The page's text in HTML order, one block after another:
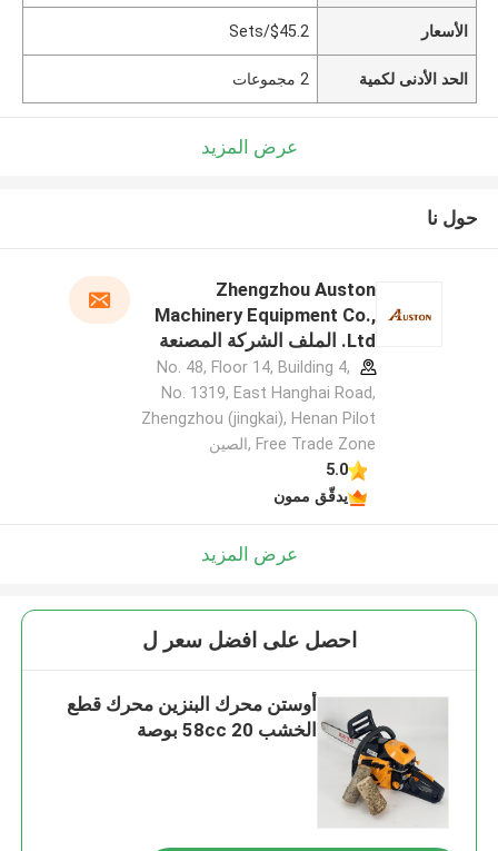
الأسعار $45.2/Sets
الحد الأدنى لكمية 2 مجموعات
عرض المزيد
حول نا
Zhengzhou Auston
Machinery Equipment Co.,
Ltd. الملف الشركة المصنعة
No. 48, Floor 14, Building 4,
No. 1319, East Hanghai Road,
Zhengzhou (jingkai), Henan Pilot
Free Trade Zone ,الصين
5.0
يدقّق ممون
عرض المزيد
احصل على افضل سعر ل
أوستن محرك البنزين محرك قطع
الخشب 58cc 20 بوصة